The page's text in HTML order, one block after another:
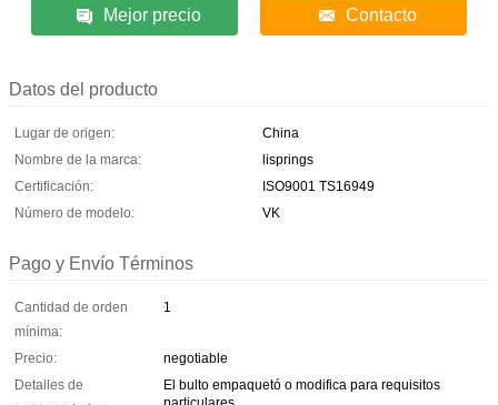
Mejor precio Contacto
Datos del producto
Lugar de origen:
China
Nombre de la marca:
lisprings
Certificación:
ISO9001 TS16949
Número de modelo:
VK
Pago y Envío Términos
Cantidad de orden
mínima:
1
Precio:
negotiable
Detalles de
El bulto empaquetó o modifica para requisitos